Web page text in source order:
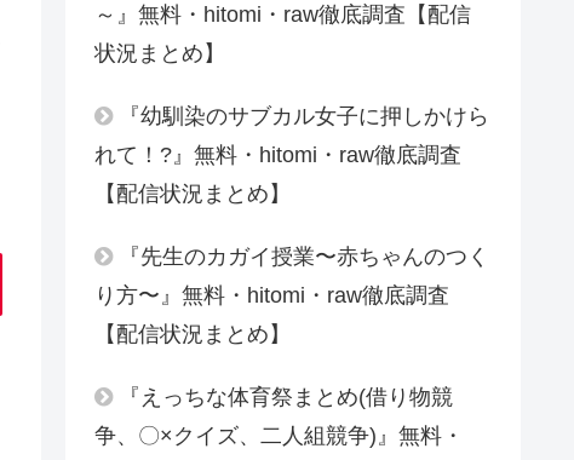
～』無料・hitomi・raw徹底調査【配信
状況まとめ】
『幼馴染のサブカル女子に押しかけら
れて！?』無料・hitomi・raw徹底調査
【配信状況まとめ】
『先生のカガイ授業〜赤ちゃんのつく
り方〜』無料・hitomi・raw徹底調査
【配信状況まとめ】
『えっちな体育祭まとめ(借り物競
争、〇×クイズ、二人組競争)』無料・